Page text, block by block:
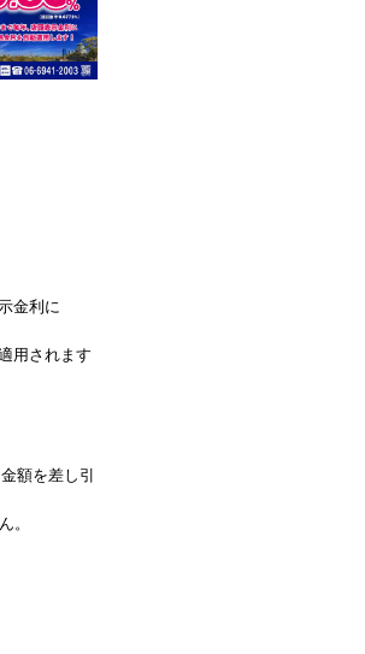
金利に
用されます
額を差し引
。